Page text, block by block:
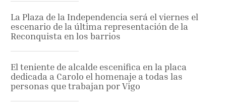
La Plaza de la Independencia será el viernes el
escenario de la última representación de la
Reconquista en los barrios
El teniente de alcalde escenifica en la placa
dedicada a Carolo el homenaje a todas las
personas que trabajan por Vigo